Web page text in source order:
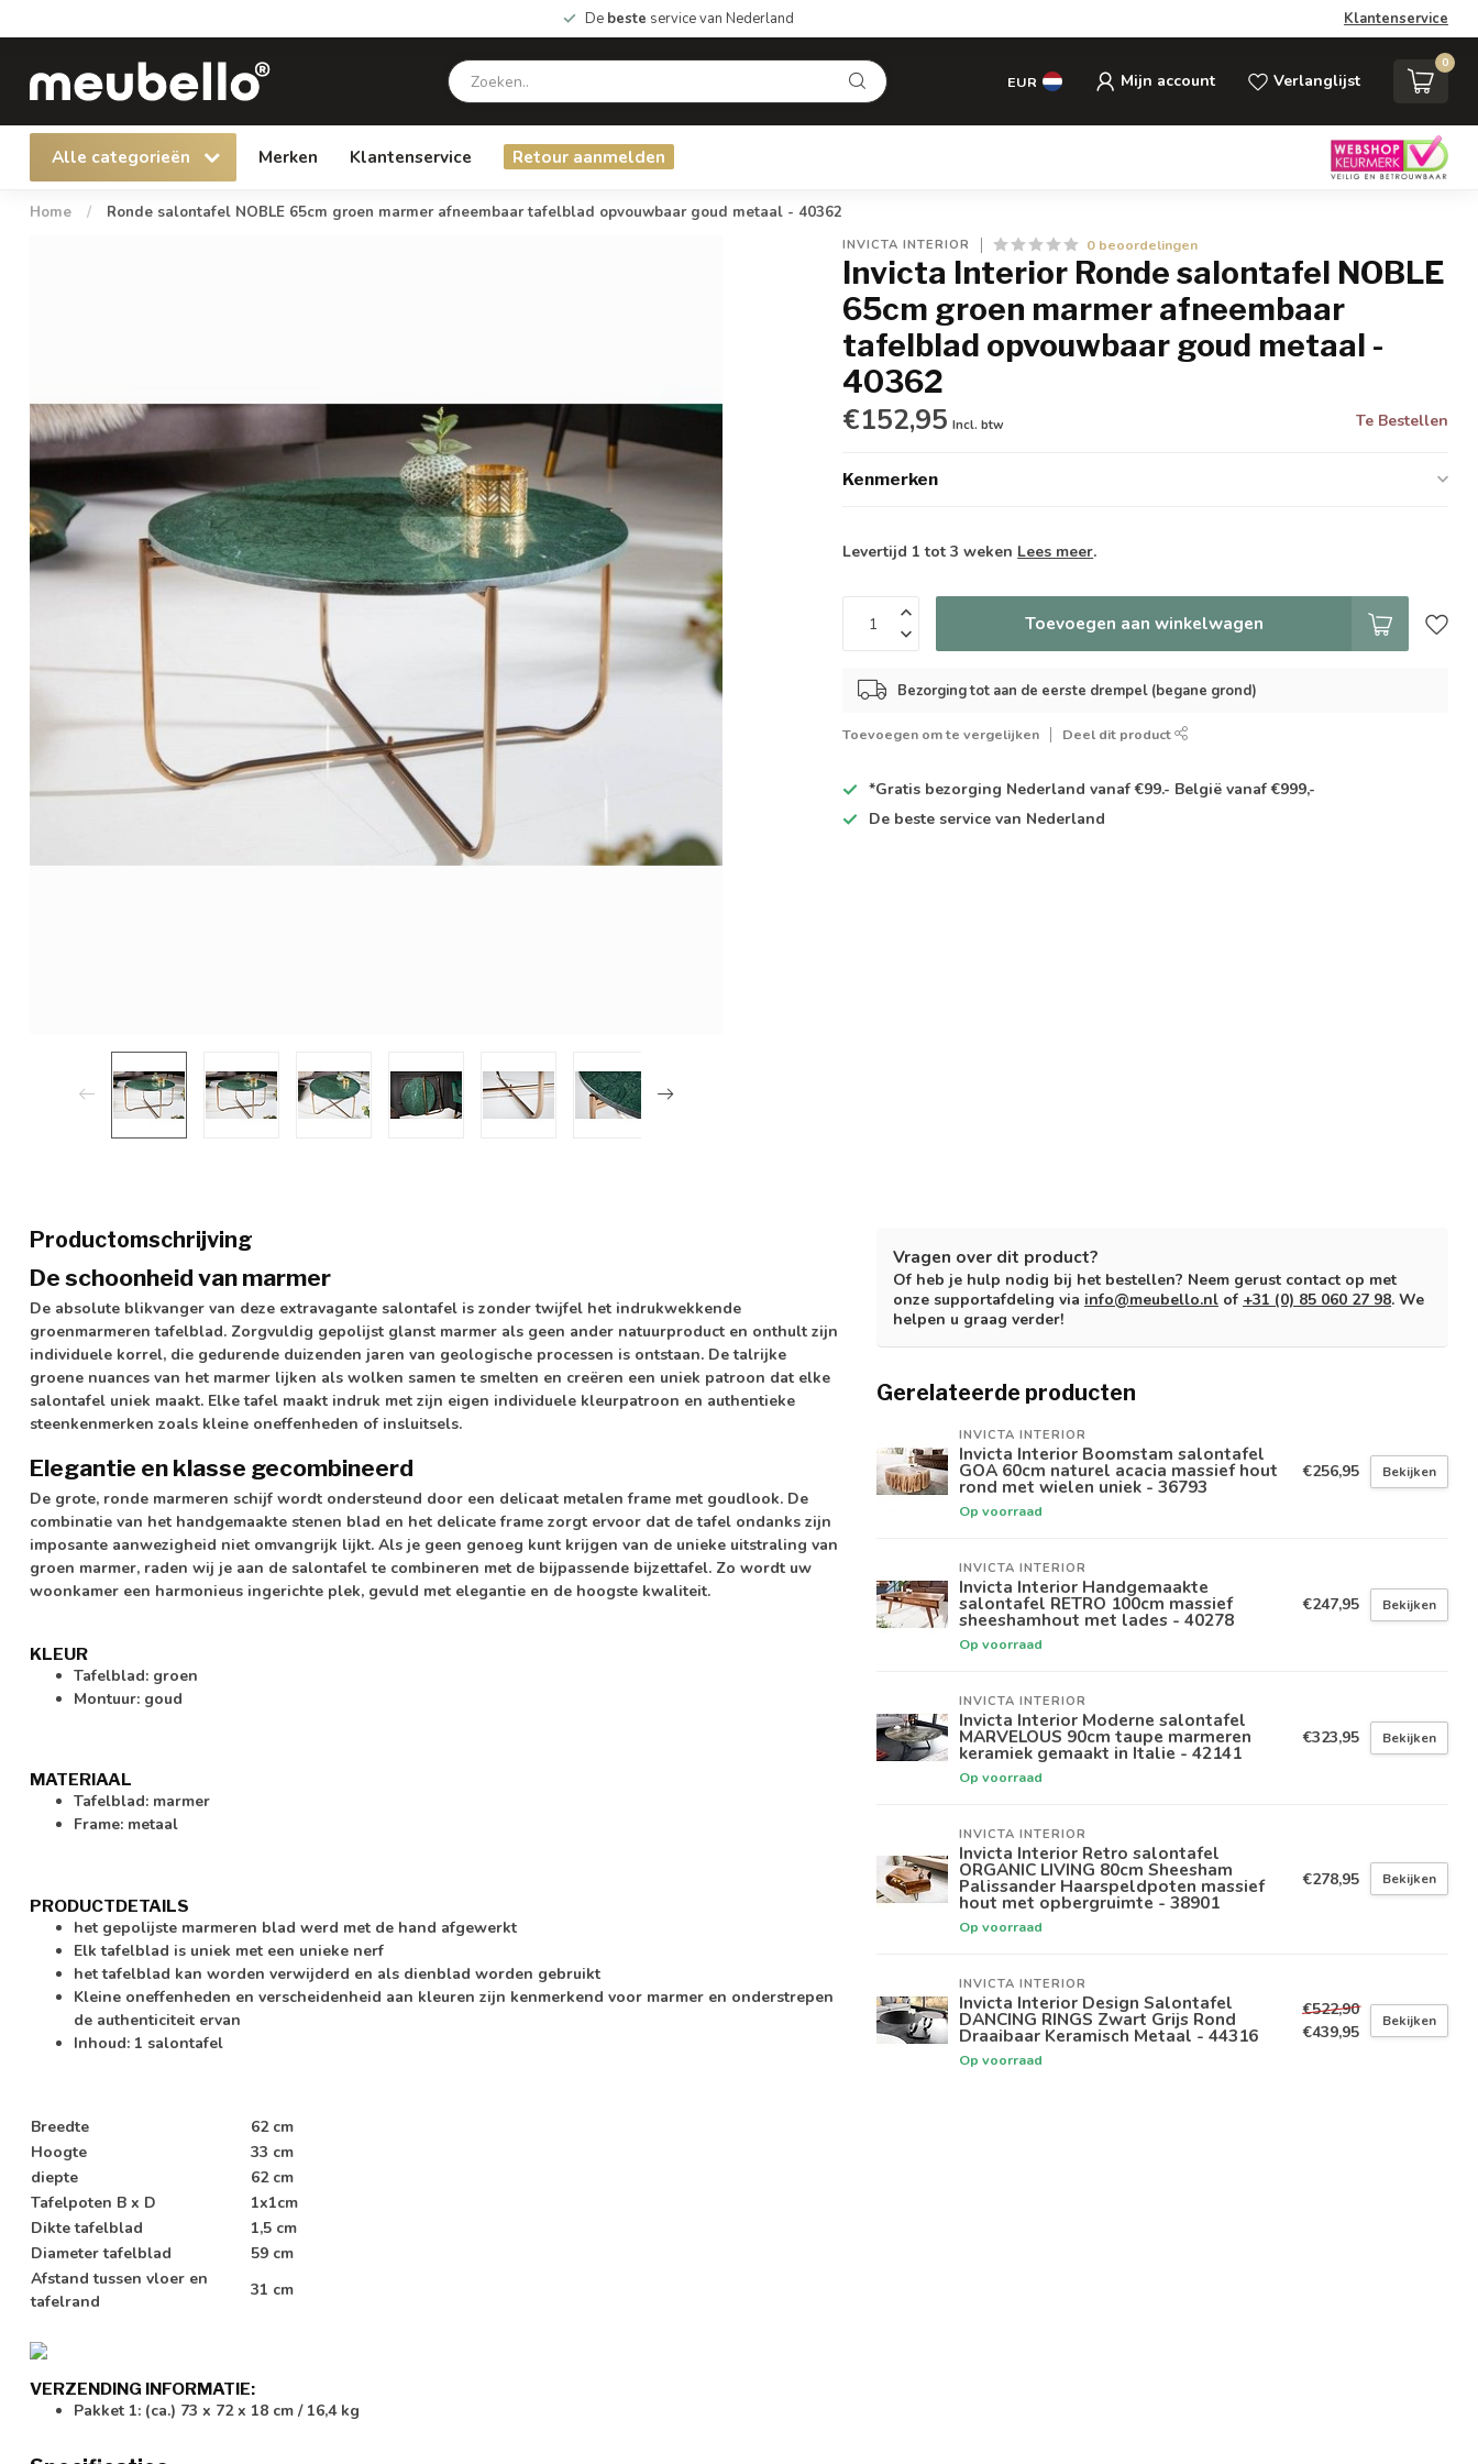
De beste service van Nederland Klantenservice
EUR Mijn account Verlanglijst
0
Alle categorieën Merken Klantenservice Retour aanmelden
Home / Ronde salontafel NOBLE 65cm groen marmer afneembaar tafelblad opvouwbaar goud metaal - 40362
INVICTA INTERIOR 0 beoordelingen
Invicta Interior Ronde salontafel NOBLE
65cm groen marmer afneembaar
tafelblad opvouwbaar goud metaal -
40362
€152,95 Incl. btw Te Bestellen
Kenmerken
Levertijd 1 tot 3 weken Lees meer.
Toevoegen aan winkelwagen
Bezorging tot aan de eerste drempel (begane grond)
Toevoegen om te vergelijken Deel dit product
*Gratis bezorging Nederland vanaf €99.- België vanaf €999,-
De beste service van Nederland
Productomschrijving
De schoonheid van marmer
De absolute blikvanger van deze extravagante salontafel is zonder twijfel het indrukwekkende
groenmarmeren tafelblad. Zorgvuldig gepolijst glanst marmer als geen ander natuurproduct en onthult zijn
individuele korrel, die gedurende duizenden jaren van geologische processen is ontstaan. De talrijke
groene nuances van het marmer lijken als wolken samen te smelten en creëren een uniek patroon dat elke
salontafel uniek maakt. Elke tafel maakt indruk met zijn eigen individuele kleurpatroon en authentieke
steenkenmerken zoals kleine oneffenheden of insluitsels.
Elegantie en klasse gecombineerd
De grote, ronde marmeren schijf wordt ondersteund door een delicaat metalen frame met goudlook. De
combinatie van het handgemaakte stenen blad en het delicate frame zorgt ervoor dat de tafel ondanks zijn
imposante aanwezigheid niet omvangrijk lijkt. Als je geen genoeg kunt krijgen van de unieke uitstraling van
groen marmer, raden wij je aan de salontafel te combineren met de bijpassende bijzettafel. Zo wordt uw
woonkamer een harmonieus ingerichte plek, gevuld met elegantie en de hoogste kwaliteit.
KLEUR
Tafelblad: groen
Montuur: goud
MATERIAAL
Tafelblad: marmer
Frame: metaal
PRODUCTDETAILS
het gepolijste marmeren blad werd met de hand afgewerkt
Elk tafelblad is uniek met een unieke nerf
het tafelblad kan worden verwijderd en als dienblad worden gebruikt
Kleine oneffenheden en verscheidenheid aan kleuren zijn kenmerkend voor marmer en onderstrepen
de authenticiteit ervan
Inhoud: 1 salontafel
Breedte
62 cm
Hoogte
33 cm
diepte
62 cm
Tafelpoten B x D
1x1cm
Dikte tafelblad
1,5 cm
Diameter tafelblad
59 cm
Afstand tussen vloer en
tafelrand
31 cm
VERZENDING INFORMATIE:
Pakket 1: (ca.) 73 x 72 x 18 cm / 16,4 kg
Vragen over dit product?
Of heb je hulp nodig bij het bestellen? Neem gerust contact op met
onze supportafdeling via info@meubello.nl of +31 (0) 85 060 27 98. We
helpen u graag verder!
Gerelateerde producten
INVICTA INTERIOR
Invicta Interior Boomstam salontafel
GOA 60cm naturel acacia massief hout
rond met wielen uniek - 36793
Op voorraad
€256,95 Bekijken
INVICTA INTERIOR
Invicta Interior Handgemaakte
salontafel RETRO 100cm massief
sheeshamhout met lades - 40278
Op voorraad
€247,95 Bekijken
INVICTA INTERIOR
Invicta Interior Moderne salontafel
MARVELOUS 90cm taupe marmeren
keramiek gemaakt in Italie - 42141
Op voorraad
€323,95 Bekijken
INVICTA INTERIOR
Invicta Interior Retro salontafel
ORGANIC LIVING 80cm Sheesham
Palissander Haarspeldpoten massief
hout met opbergruimte - 38901
Op voorraad
€278,95 Bekijken
INVICTA INTERIOR
Invicta Interior Design Salontafel
DANCING RINGS Zwart Grijs Rond
Draaibaar Keramisch Metaal - 44316
Op voorraad
€522,90
€439,95
Bekijken